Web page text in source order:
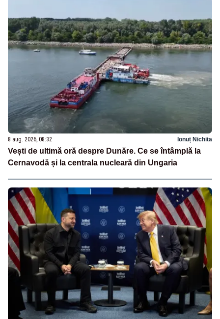
8 aug. 2026, 08:32 Ionuț Nichita
Vești de ultimă oră despre Dunăre. Ce se întâmplă la
Cernavodă și la centrala nucleară din Ungaria